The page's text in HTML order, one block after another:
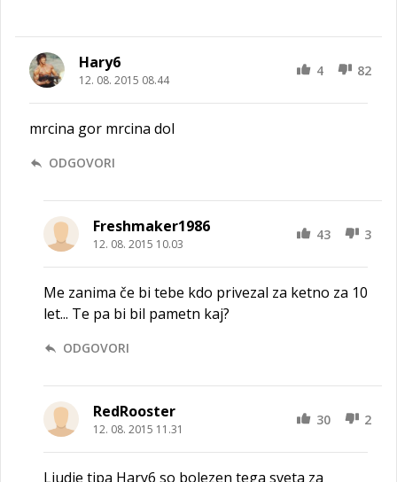
Hary6
12. 08. 2015 08.44
4 82
mrcina gor mrcina dol
ODGOVORI
Freshmaker1986
12. 08. 2015 10.03
43 3
Me zanima če bi tebe kdo privezal za ketno za 10
let... Te pa bi bil pametn kaj?
ODGOVORI
RedRooster
12. 08. 2015 11.31
30 2
Ljudje tipa Hary6 so bolezen tega sveta za